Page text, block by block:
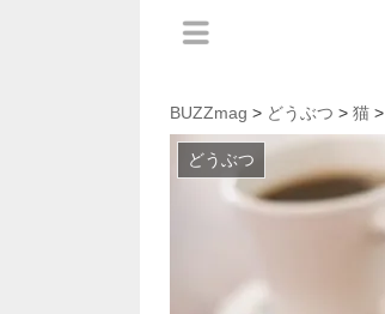
BUZZmag > どうぶつ > 猫
どうぶつ